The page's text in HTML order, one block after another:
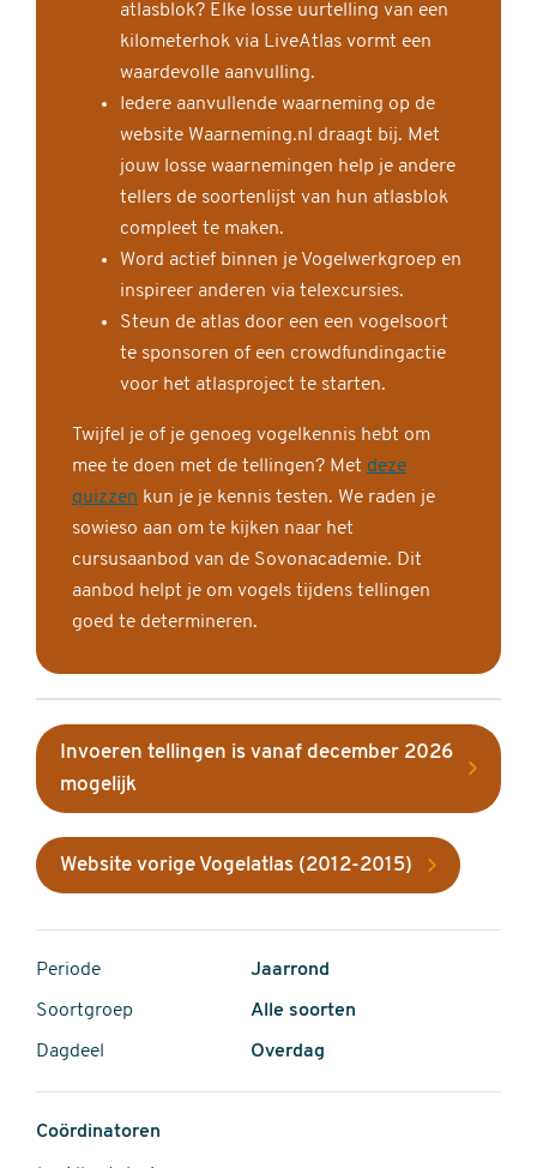
atlasblok? Elke losse uurtelling van een
kilometerhok via LiveAtlas vormt een
waardevolle aanvulling.
Iedere aanvullende waarneming op de
website Waarneming.nl draagt bij. Met
jouw losse waarnemingen help je andere
tellers de soortenlijst van hun atlasblok
compleet te maken.
Word actief binnen je Vogelwerkgroep en
inspireer anderen via telexcursies.
Steun de atlas door een een vogelsoort
te sponsoren of een crowdfundingactie
voor het atlasproject te starten.
Twijfel je of je genoeg vogelkennis hebt om
mee te doen met de tellingen? Met deze
quizzen kun je je kennis testen. We raden je
sowieso aan om te kijken naar het
cursusaanbod van de Sovonacademie. Dit
aanbod helpt je om vogels tijdens tellingen
goed te determineren.
Invoeren tellingen is vanaf december 2026
mogelijk
Website vorige Vogelatlas (2012-2015)
Periode Jaarrond
Soortgroep Alle soorten
Dagdeel Overdag
Coördinatoren